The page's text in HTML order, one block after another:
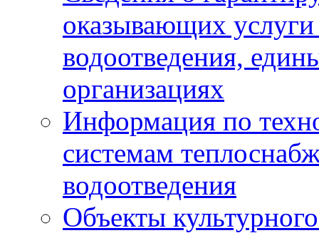
оказывающих
водоотведения,
организациях
Информация по
системам
водоотведения
Объекты